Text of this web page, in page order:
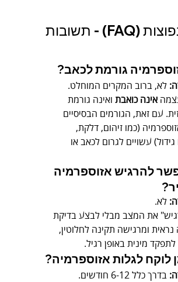
שאלות נפוצות (FAQ) - תשובות
גורמת לכאב?
לא, ברוב המקרים המוחלט.
אינה כואבת ואינה גורמת
עם זאת, הגורמים הבסיסיים
(כמו זיהום, דלקת,
גידול) עשויים לגרום לכאב או
להרגיש אזוספרמיה
לא.
את המצב מבלי לבצע בדיקת
ומרגישה תקינה לחלוטין,
מינית באופן רגיל.
לוקח לגלות אזוספרמיה?
בדרך כלל 6-12 חודשים.